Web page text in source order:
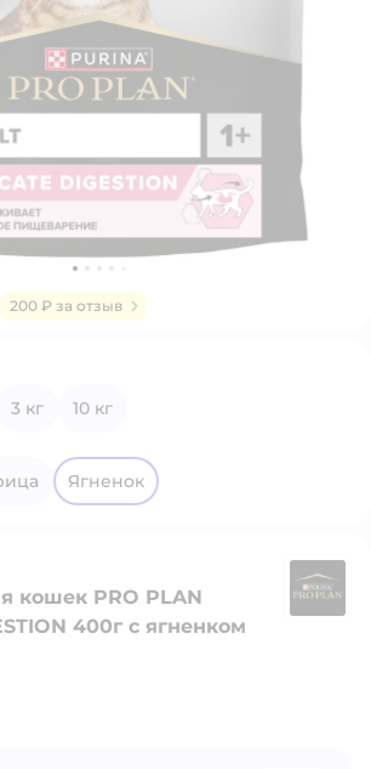
200 ₽ за отзыв
3 кг
10 кг
ягненок
кошек PRO PLAN
400г с ягненком